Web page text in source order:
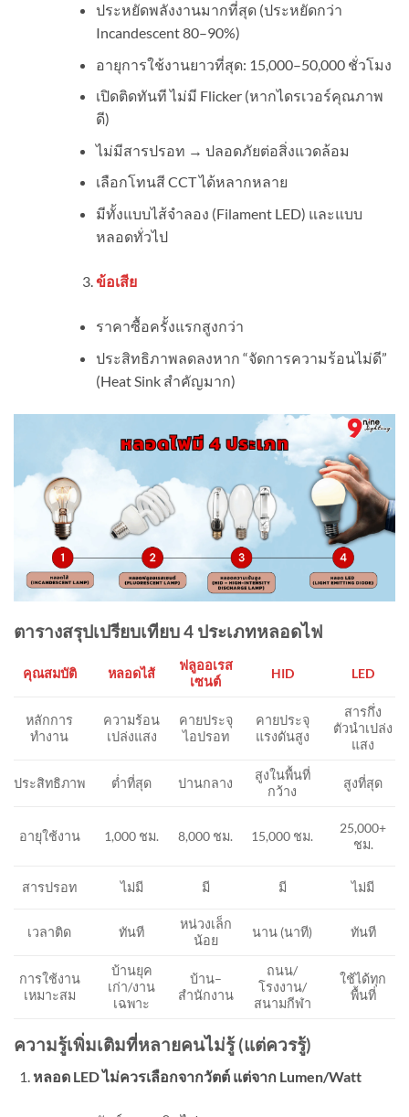
ประหยัดพลังงานมากที่สุด (ประหยัดกว่า
Incandescent 80–90%)
อายุการใช้งานยาวที่สุด: 15,000–50,000 ชั่วโมง
เปิดติดทันที ไม่มี Flicker (หากไดรเวอร์คุณภาพ
ดี)
ไม่มีสารปรอท → ปลอดภัยต่อสิ่งแวดล้อม
เลือกโทนสี CCT ได้หลากหลาย
มีทั้งแบบไส้จำลอง (Filament LED) และแบบ
หลอดทั่วไป
ข้อเสีย
ราคาซื้อครั้งแรกสูงกว่า
ประสิทธิภาพลดลงหาก “จัดการความร้อนไม่ดี”
(Heat Sink สำคัญมาก)
ตารางสรุปเปรียบเทียบ4 ประเภทหลอดไฟ
คุณสมบัติ หลอดไส้
ฟลูออเรส
เซนต์
HID LED
หลักการ
ทำงาน
ความร้อน
เปล่งแสง
คายประจุ
ไอปรอท
คายประจุ
แรงดันสูง
สารกึ่ง
ตัวนำเปล่ง
แสง
ประสิทธิภาพ ต่ำที่สุด ปานกลาง
สูงในพื้นที่
กว้าง
สูงที่สุด
อายุใช้งาน 1,000 ชม. 8,000 ชม. 15,000 ชม.
25,000+
ชม.
สารปรอท ไม่มี มี มี ไม่มี
เวลาติด ทันที
หน่วงเล็ก
น้อย
นาน (นาที) ทันที
การใช้งาน
เหมาะสม
บ้านยุค
เก่า/งาน
เฉพาะ
บ้าน–
สำนักงาน
ถนน/
โรงงาน/
สนามกีฬา
ใช้ได้ทุก
พื้นที่
ความรู้เพิ่มเติมที่หลายคนไม่รู้ (แต่ควรรู้)
หลอด LEDไม่ควรเลือกจากวัตต์ แต่จาก Lumen/Watt